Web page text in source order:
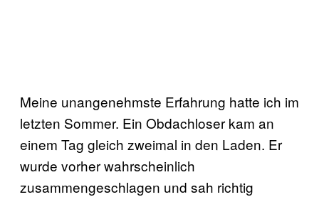
Meine unangenehmste Erfahrung hatte ich im
letzten Sommer. Ein Obdachloser kam an
einem Tag gleich zweimal in den Laden. Er
wurde vorher wahrscheinlich
zusammengeschlagen und sah richtig